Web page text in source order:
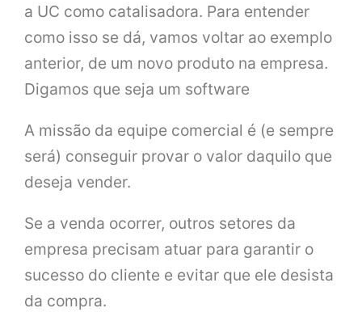
a UC como catalisadora. Para entender
como isso se dá, vamos voltar ao exemplo
anterior, de um novo produto na empresa.
Digamos que seja um software
A missão da equipe comercial é (e sempre
será) conseguir provar o valor daquilo que
deseja vender.
Se a venda ocorrer, outros setores da
empresa precisam atuar para garantir o
sucesso do cliente e evitar que ele desista
da compra.